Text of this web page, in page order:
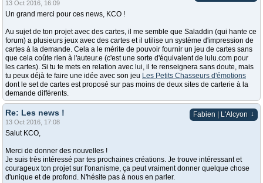
13 Oct 2016, 16:09
Un grand merci pour ces news, KCO !
Au sujet de ton projet avec des cartes, il me semble que Saladdin (qui hante ce
forum) a plusieurs jeux avec des cartes et il utilise un système d'impression de
cartes à la demande. Cela a le mérite de pouvoir fournir un jeu de cartes sans
que cela coûte rien à l'auteur.e (c'est une sorte d'équivalent de lulu.com pour
les cartes). Si tu te mets en relation avec lui, il te renseignera sans doute, mais
tu peux déjà te faire une idée avec son jeu Les Petits Chasseurs d'émotions
dont le set de cartes est proposé sur pas moins de deux sites de carterie à la
demande différents.
Fabien | L'Alcyon ↓
Re: Les news !
13 Oct 2016, 17:08
Salut KCO,
Merci de donner des nouvelles !
Je suis très intéressé par tes prochaines créations. Je trouve intéressant et
courageux ton projet sur l'onanisme, ça peut vraiment donner quelque chose
d'unique et de profond. N'hésite pas à nous en parler.